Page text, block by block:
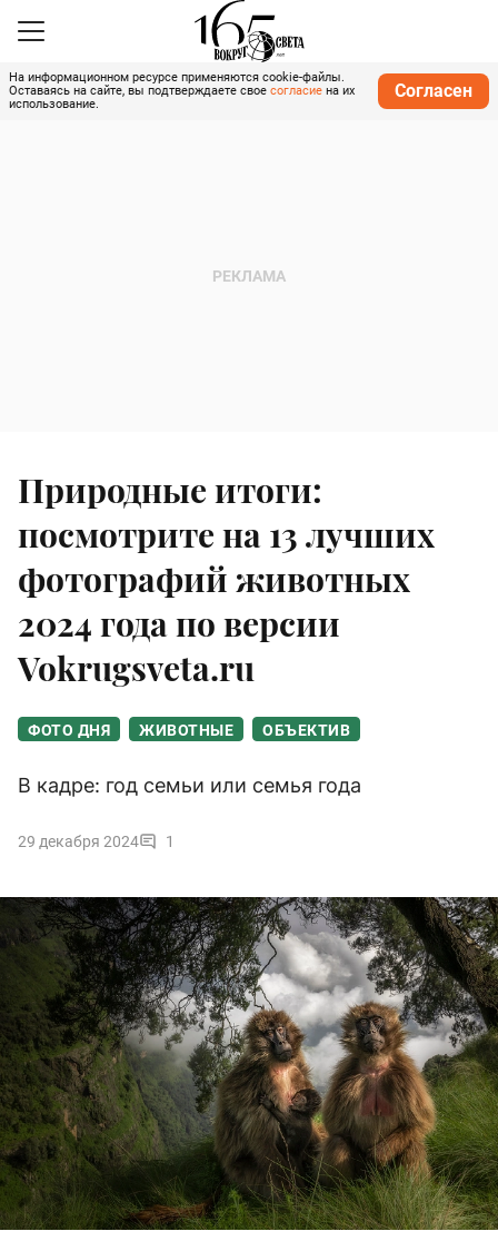
На информационном ресурсе применяются cookie-файлы.
Оставаясь на сайте, вы подтверждаете свое согласие на их
использование.
Согласен
Природные итоги:
посмотрите на 13 лучших
фотографий животных
2024 года по версии
Vokrugsveta.ru
ФОТО ДНЯ ЖИВОТНЫЕ ОБЪЕКТИВ
В кадре: год семьи или семья года
29 декабря 2024 1